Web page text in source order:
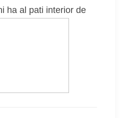
ha al pati interior de